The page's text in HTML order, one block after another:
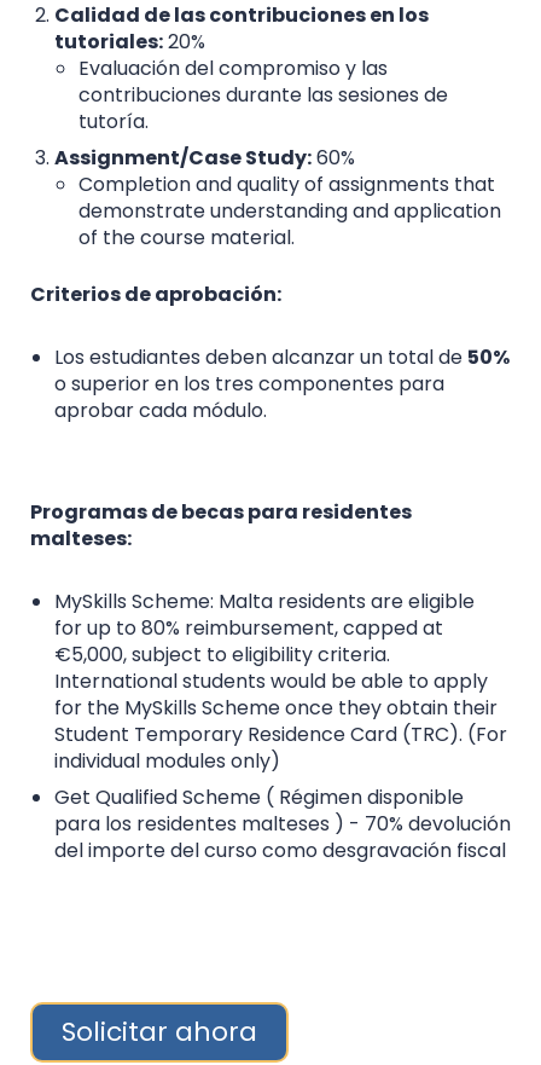
Calidad de las contribuciones en los
tutoriales:20%
Evaluación del compromiso y las
contribuciones durante las sesiones de
tutoría.
Assignment/Case Study:60%
Completion and quality of assignments that
demonstrate understanding and application
of the course material.
Criterios de aprobación:
Los estudiantes deben alcanzar un total de 50%
o superior en los tres componentes para
aprobar cada módulo.
Programas de becas para residentes
malteses:
MySkills Scheme: Malta residents are eligible
for up to 80% reimbursement, capped at
€5,000, subject to eligibility criteria.
International students would be able to apply
for the MySkills Scheme once they obtain their
Student Temporary Residence Card (TRC). (For
individual modules only)
Get Qualified Scheme ( Régimen disponible
para los residentes malteses ) - 70% devolución
del importe del curso como desgravación fiscal
Solicitar ahora